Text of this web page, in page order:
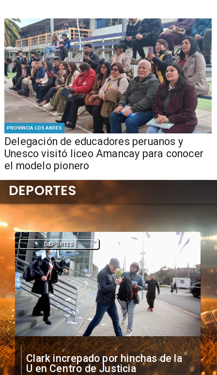
PROVINCIA LOS ANDES
Delegación de educadores peruanos y
Unesco visitó liceo Amancay para conocer
el modelo pionero
Vozinha firma contrato con Colo
Colo como nuevo arquero
DEPORTES
DEPORTES